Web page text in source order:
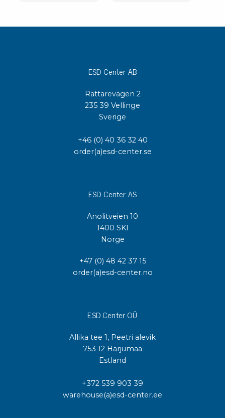
ESD Center AB
Rättarevägen 2
235 39 Vellinge
Sverige
+46 (0) 40 36 32 40
order(a)esd-center.se
ESD Center AS
Anolitveien 10
1400 SKI
Norge
+47 (0) 48 42 37 15
order(a)esd-center.no
ESD Center OÜ
Allika tee 1, Peetri alevik
753 12 Harjumaa
Estland
+372 539 903 39
warehouse(a)esd-center.ee